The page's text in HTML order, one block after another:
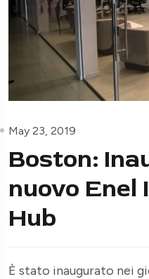
May 23, 2019
Boston:
nuovo Enel
Hub
È stato inaugurato nei